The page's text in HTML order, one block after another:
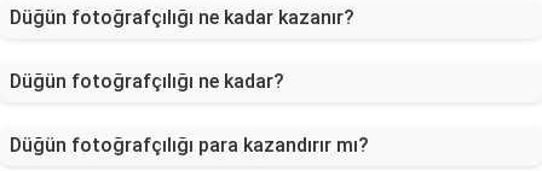
Düğün fotoğrafçılığı ne kadar kazanır?
Düğün fotoğrafçılığı ne kadar?
Düğün fotoğrafçılığı para kazandırır mı?